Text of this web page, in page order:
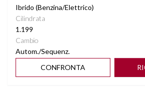
Ibrido (Benzina/Elettrico)
Cilindrata
1.199
Cambio
Autom./Sequenz.
CONFRONTA